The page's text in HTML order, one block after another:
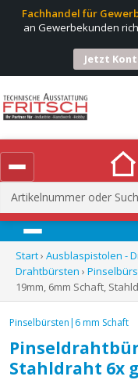
Fachhandel für
an Gewerbekunden
Jetzt
Suchen
nach:
Menü
Start› Ausblaspistolen -
Drahtbürsten ›
19mm, 6mm Schaft,
Pinselbürsten|6 mm Schaft
Stahldraht 6x